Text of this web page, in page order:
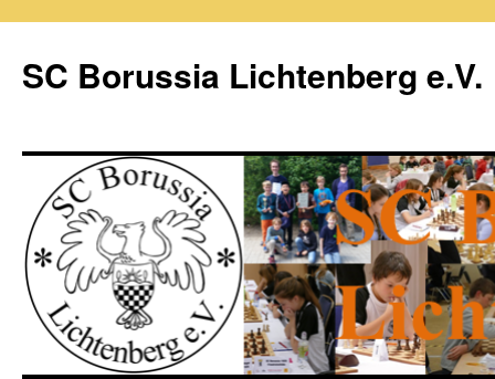
springen
SC Borussia Lichtenberg e.V.